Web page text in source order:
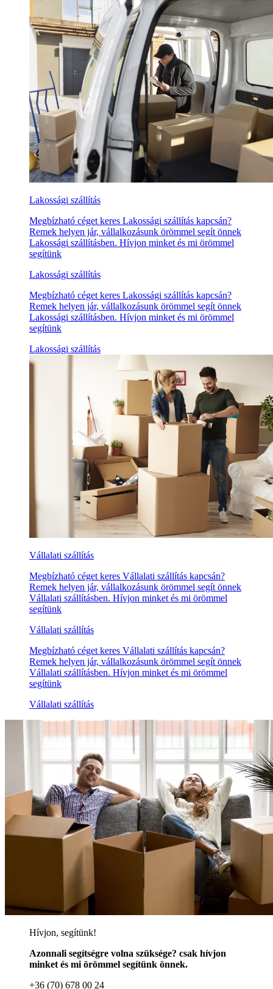
Lakossági szállítás
Megbízható céget keres Lakossági szállítás kapcsán?
Remek helyen jár, vállalkozásunk örömmel segít önnek
Lakossági szállításben. Hívjon minket és mi örömmel
segítünk
Lakossági szállítás
Megbízható céget keres Lakossági szállítás kapcsán?
Remek helyen jár, vállalkozásunk örömmel segít önnek
Lakossági szállításben. Hívjon minket és mi örömmel
segítünk
Lakossági szállítás
Vállalati szállítás
Megbízható céget keres Vállalati szállítás kapcsán?
Remek helyen jár, vállalkozásunk örömmel segít önnek
Vállalati szállításben. Hívjon minket és mi örömmel
segítünk
Vállalati szállítás
Megbízható céget keres Vállalati szállítás kapcsán?
Remek helyen jár, vállalkozásunk örömmel segít önnek
Vállalati szállításben. Hívjon minket és mi örömmel
segítünk
Vállalati szállítás
Hívjon, segítünk!
Azonnali segítségre volna szüksége? csak hívjon
minket és mi örömmel segítünk önnek.
+36 (70) 678 00 24